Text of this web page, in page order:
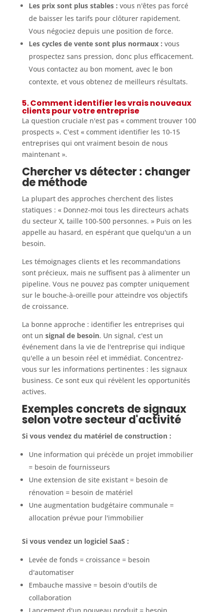
Les prix sont plus stables : vous n'êtes pas forcé
de baisser les tarifs pour clôturer rapidement.
Vous négociez depuis une position de force.
Les cycles de vente sont plus normaux : vous
prospectez sans pression, donc plus efficacement.
Vous contactez au bon moment, avec le bon
contexte, et vous obtenez de meilleurs résultats.
5. Comment identifier les vrais nouveaux
clients pour votre entreprise
La question cruciale n'est pas « comment trouver 100
prospects ». C'est « comment identifier les 10-15
entreprises qui ont vraiment besoin de nous
maintenant ».
Chercher vs détecter : changer
de méthode
La plupart des approches cherchent des listes
statiques : « Donnez-moi tous les directeurs achats
du secteur X, taille 100-500 personnes. » Puis on les
appelle au hasard, en espérant que quelqu'un a un
besoin.
Les témoignages clients et les recommandations
sont précieux, mais ne suffisent pas à alimenter un
pipeline. Vous ne pouvez pas compter uniquement
sur le bouche-à-oreille pour atteindre vos objectifs
de croissance.
La bonne approche : identifier les entreprises qui
ont un signal de besoin. Un signal, c'est un
événement dans la vie de l'entreprise qui indique
qu'elle a un besoin réel et immédiat. Concentrez-
vous sur les informations pertinentes : les signaux
business. Ce sont eux qui révèlent les opportunités
actives.
Exemples concrets de signaux
selon votre secteur d'activité
Si vous vendez du matériel de construction :
Une information qui précède un projet immobilier
= besoin de fournisseurs
Une extension de site existant = besoin de
rénovation = besoin de matériel
Une augmentation budgétaire communale =
allocation prévue pour l'immobilier
Si vous vendez un logiciel SaaS :
Levée de fonds = croissance = besoin
d'automatiser
Embauche massive = besoin d'outils de
collaboration
Lancement d'un nouveau produit = besoin